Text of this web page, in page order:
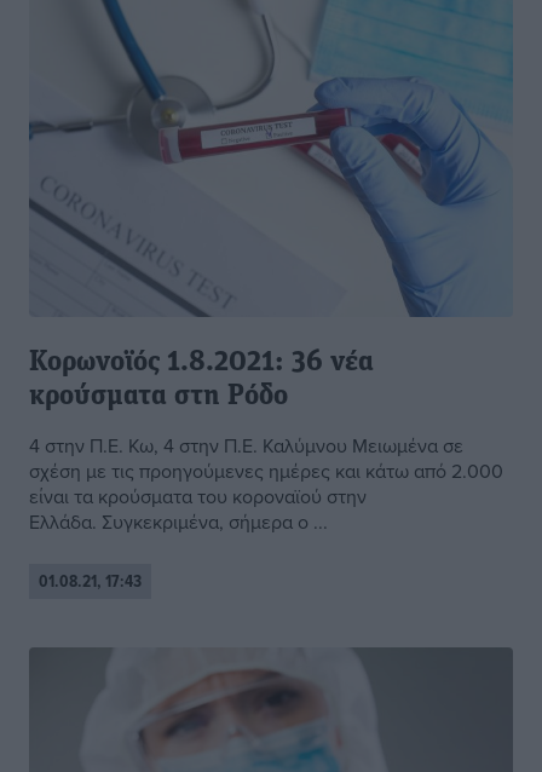
Κορωνοϊός 1.8.2021: 36 νέα
κρούσματα στη Ρόδο
4 στην Π.Ε. Κω, 4 στην Π.Ε. Καλύμνου Μειωμένα σε
σχέση με τις προηγούμενες ημέρες και κάτω από 2.000
είναι τα κρούσματα του κοροναϊού στην
Ελλάδα. Συγκεκριμένα, σήμερα ο ...
01.08.21, 17:43